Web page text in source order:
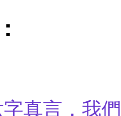
真言，我